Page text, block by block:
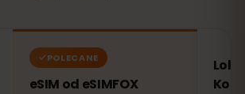
POLECANE
eSIM od eSIMFOX